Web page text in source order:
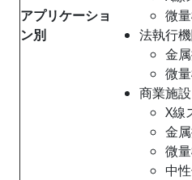
アプリケーショ
ン別
微
法執行
金
微
商業施
X線
金
微
中